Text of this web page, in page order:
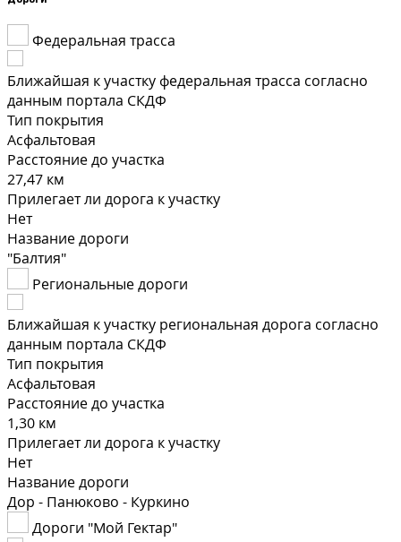
Федеральная трасса
Ближайшая к участку федеральная трасса согласно
данным портала СКДФ
Тип покрытия
Асфальтовая
Расстояние до участка
27,47 км
Прилегает ли дорога к участку
Нет
Название дороги
"Балтия"
Региональные дороги
Ближайшая к участку региональная дорога согласно
данным портала СКДФ
Тип покрытия
Асфальтовая
Расстояние до участка
1,30 км
Прилегает ли дорога к участку
Нет
Название дороги
Дор - Панюково - Куркино
Дороги "Мой Гектар"